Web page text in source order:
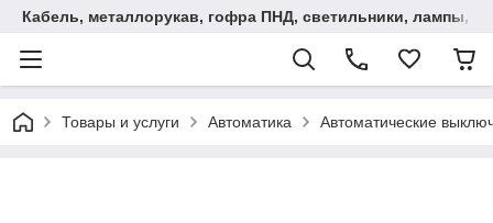
Кабель, металлорукав, гофра ПНД, cветильники, лампы, и
Товары и услуги Автоматика Автоматические